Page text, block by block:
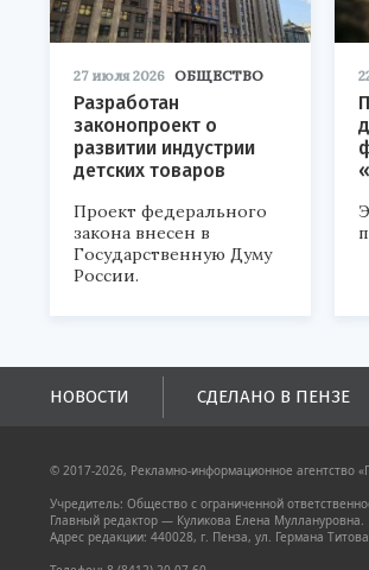
27 июля 2026 ОБЩЕСТВО
Разработан
законопроект о
развитии индустрии
детских товаров
Проект федерального
закона внесен в
Государственную Думу
России.
НОВОСТИ СДЕЛАНО В ПЕНЗЕ
© 2017-2026, Рекламно-информационное агентство
Учредитель: Общество с ограниченной
Главный редактор — Куликова Елена Муллануровна.
Адрес редакции: 440028, г. Пенза, ул. Германа